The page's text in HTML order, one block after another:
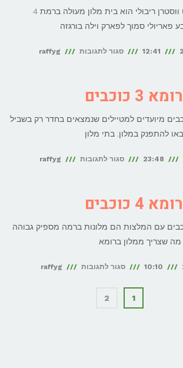
מלון rivoli רומא בסט ווסטרן ריבולי הוא בית מלון מעולה ברמת 4
פאריולי סמוך לפארק וילה בורגזה
12:41 סגור לתגובות על raffyg
מלון ברומא 3 כוכבים מיועדים למטיילים שנמצאים בחדר רק בשביל
להתפנק במלון. בתי מלון
23:48 סגור לתגובות על
3
raffyg
מלון ברומא 4 כוכבים עם המלצות הם מלונות ברמה מספיק גבוהה
שצריך ממלון ברומא
10:10 סגור לתגובות על raffyg
1
2